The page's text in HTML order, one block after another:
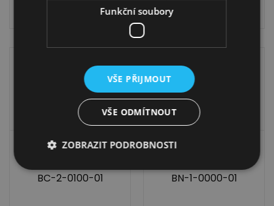
549,00
2× LED lišta do
skleněné police 3-L-
BC-2-0100-01
1× LED bod do
skleněné police 3-L-
BN-1-0000-01
Funkční soubory
VŠE PŘIJMOUT
VŠE ODMÍTNOUT
ZOBRAZIT PODROBNOSTI